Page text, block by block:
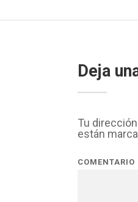
Deja
Tu
están
COMENTARIO